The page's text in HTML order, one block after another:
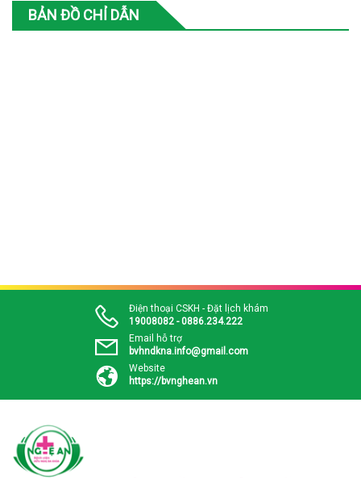
BẢN ĐỒ CHỈ DẪN
Điện thoại CSKH - Đặt lịch khám
19008082 - 0886.234.222
Email hỗ trợ
bvhndkna.info@gmail.com
Website
https://bvnghean.vn